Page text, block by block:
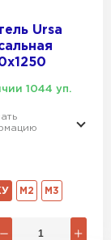
Ursa
1044 уп.
М2 М3
Термо